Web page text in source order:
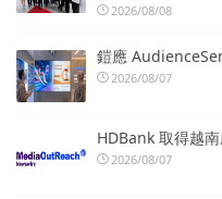
2026/08/08
鎧應
2026/08/07
HDBank 取得越
2026/08/07